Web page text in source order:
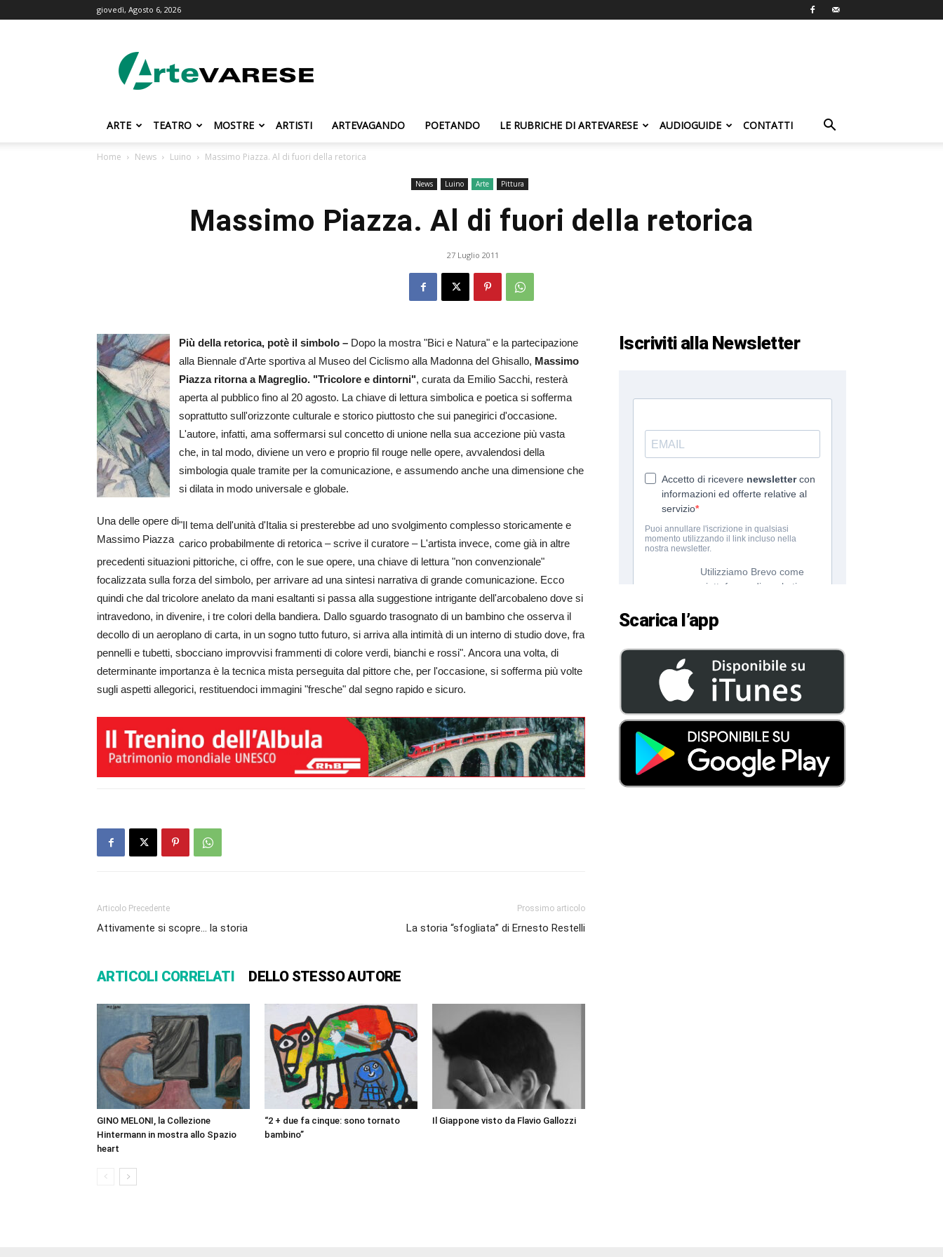
giovedì, Agosto 6, 2026
ARTE TEATRO MOSTRE ARTISTI ARTEVAGANDO POETANDO LE RUBRICHE DI ARTEVARESE AUDIOGUIDE CONTATTI
Home News Luino Massimo Piazza. Al di fuori della retorica
News Luino Arte Pittura
Massimo Piazza. Al di fuori della retorica
27 Luglio 2011
Una delle opere di
Massimo Piazza
Più della retorica, potè il simbolo – Dopo la mostra "Bici e Natura" e la partecipazione
alla Biennale d'Arte sportiva al Museo del Ciclismo alla Madonna del Ghisallo, Massimo
Piazza ritorna a Magreglio. "Tricolore e dintorni", curata da Emilio Sacchi, resterà
aperta al pubblico fino al 20 agosto. La chiave di lettura simbolica e poetica si sofferma
soprattutto sull'orizzonte culturale e storico piuttosto che sui panegirici d'occasione.
L'autore, infatti, ama soffermarsi sul concetto di unione nella sua accezione più vasta
che, in tal modo, diviene un vero e proprio fil rouge nelle opere, avvalendosi della
simbologia quale tramite per la comunicazione, e assumendo anche una dimensione che
si dilata in modo universale e globale.
"Il tema dell'unità d'Italia si presterebbe ad uno svolgimento complesso storicamente e
carico probabilmente di retorica – scrive il curatore – L'artista invece, come già in altre
precedenti situazioni pittoriche, ci offre, con le sue opere, una chiave di lettura "non convenzionale"
focalizzata sulla forza del simbolo, per arrivare ad una sintesi narrativa di grande comunicazione. Ecco
quindi che dal tricolore anelato da mani esaltanti si passa alla suggestione intrigante dell'arcobaleno dove si
intravedono, in divenire, i tre colori della bandiera. Dallo sguardo trasognato di un bambino che osserva il
decollo di un aeroplano di carta, in un sogno tutto futuro, si arriva alla intimità di un interno di studio dove, fra
pennelli e tubetti, sbocciano improvvisi frammenti di colore verdi, bianchi e rossi". Ancora una volta, di
determinante importanza è la tecnica mista perseguita dal pittore che, per l'occasione, si sofferma più volte
sugli aspetti allegorici, restituendoci immagini "fresche" dal segno rapido e sicuro.
Articolo Precedente
Attivamente si scopre… la storia
Prossimo articolo
La storia “sfogliata” di Ernesto Restelli
ARTICOLI CORRELATI DELLO STESSO AUTORE
GINO MELONI, la Collezione
Hintermann in mostra allo Spazio
heart
“2 + due fa cinque: sono tornato
bambino”
Il Giappone visto da Flavio Gallozzi
Iscriviti alla Newsletter
Scarica l’app